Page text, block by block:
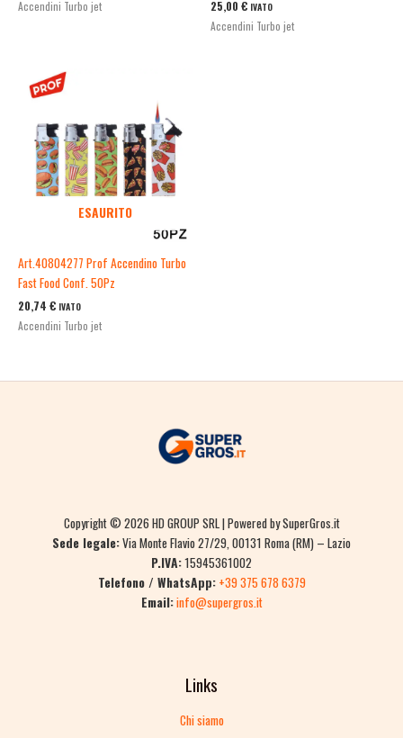
Accendini Turbo jet 25,00 € IVATO
Accendini Turbo jet
ESAURITO
Art.40804277 Prof Accendino Turbo
Fast Food Conf. 50Pz
20,74 € IVATO
Accendini Turbo jet
Copyright © 2026 HD GROUP SRL | Powered by SuperGros.it
Sede legale:Via Monte Flavio 27/29, 00131 Roma (RM) – Lazio
P.IVA:15945361002
Telefono / WhatsApp: +39 375 678 6379
Email:info@supergros.it
Links
Chi siamo